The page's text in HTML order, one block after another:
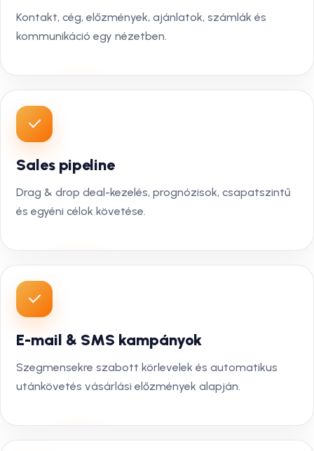
Kontakt, cég, előzmények, ajánlatok, számlák és
kommunikáció egy nézetben.
Sales pipeline
Drag & drop deal-kezelés, prognózisok, csapatszintű
és egyéni célok követése.
E-mail & SMS kampányok
Szegmensekre szabott körlevelek és automatikus
utánkövetés vásárlási előzmények alapján.